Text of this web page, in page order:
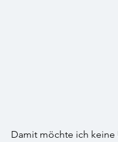
Damit möchte ich keine